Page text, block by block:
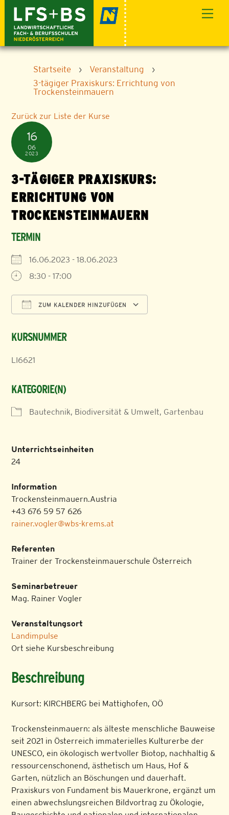
content
Startseite › Veranstaltung
›
3-tägiger Praxiskurs: Errichtung von
Trockensteinmauern
Zurück zur Liste der Kurse
16
06
2023
3-TÄGIGER PRAXISKURS:
ERRICHTUNG VON
TROCKENSTEINMAUERN
TERMIN
16.06.2023 - 18.06.2023
8:30 - 17:00
ZUM KALENDER HINZUFÜGEN
KURSNUMMER
LI6621
KATEGORIE(N)
Bautechnik, Biodiversität & Umwelt, Gartenbau
Unterrichtseinheiten
24
Information
Trockensteinmauern.Austria
+43 676 59 57 626
rainer.vogler@wbs-krems.at
Referenten
Trainer der Trockensteinmauerschule Österreich
Seminarbetreuer
Mag. Rainer Vogler
Veranstaltungsort
Landimpulse
Ort siehe Kursbeschreibung
Beschreibung
Kursort: KIRCHBERG bei Mattighofen, OÖ
Trockensteinmauern: als älteste menschliche Bauweise
seit 2021 in Österreich immaterielles Kulturerbe der
UNESCO, ein ökologisch wertvoller Biotop, nachhaltig &
ressourcenschonend, ästhetisch um Haus, Hof &
Garten, nützlich an Böschungen und dauerhaft.
Praxiskurs von Fundament bis Mauerkrone, ergänzt um
einen abwechslungsreichen Bildvortrag zu Ökologie,